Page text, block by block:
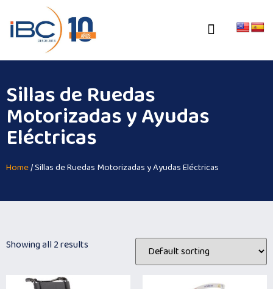
Sillas de Ruedas
Motorizadas y Ayudas
Eléctricas
Home/ Sillas de Ruedas Motorizadas y Ayudas Eléctricas
Showing all 2 results